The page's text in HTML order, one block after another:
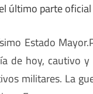
último parte oficial
Estado Mayor.
de hoy, cautivo
militares. La